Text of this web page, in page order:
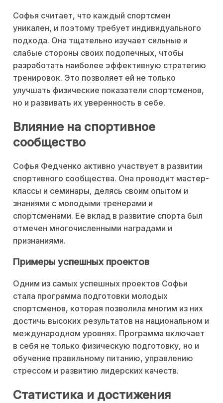
Софья считает, что каждый спортсмен
уникален, и поэтому требует индивидуального
подхода. Она тщательно изучает сильные и
слабые стороны своих подопечных, чтобы
разработать наиболее эффективную стратегию
тренировок. Это позволяет ей не только
улучшать физические показатели спортсменов,
но и развивать их уверенность в себе.
Влияние на спортивное
сообщество
Софья Федченко активно участвует в развитии
спортивного сообщества. Она проводит мастер-
классы и семинары, делясь своим опытом и
знаниями с молодыми тренерами и
спортсменами. Ее вклад в развитие спорта был
отмечен многочисленными наградами и
признаниями.
Примеры успешных проектов
Одним из самых успешных проектов Софьи
стала программа подготовки молодых
спортсменов, которая позволила многим из них
достичь высоких результатов на национальном и
международном уровнях. Программа включает
в себя не только физическую подготовку, но и
обучение правильному питанию, управлению
стрессом и развитию лидерских качеств.
Статистика и достижения